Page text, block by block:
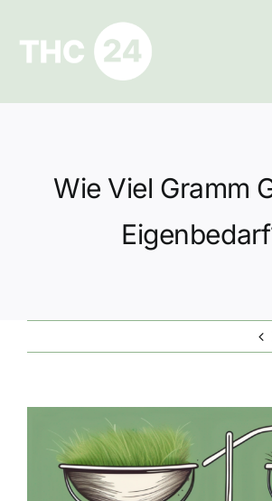
springen
Ratgeber
Wie Viel Gramm
grösseres